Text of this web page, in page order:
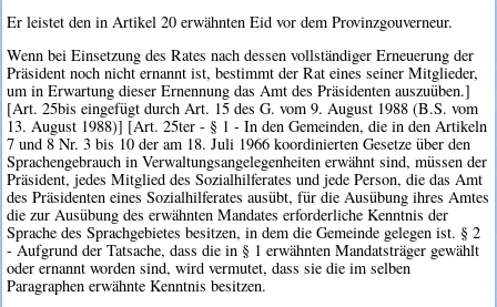
Er leistet den in Artikel 20 erwähnten Eid vor dem Provinzgouverneur.
Wenn bei Einsetzung des Rates nach dessen vollständiger Erneuerung der
Präsident noch nicht ernannt ist, bestimmt der Rat eines seiner Mitglieder,
um in Erwartung dieser Ernennung das Amt des Präsidenten auszuüben.]
[Art. 25bis eingefügt durch Art. 15 des G. vom 9. August 1988 (B.S. vom
13. August 1988)] [Art. 25ter - § 1 - In den Gemeinden, die in den Artikeln
7 und 8 Nr. 3 bis 10 der am 18. Juli 1966 koordinierten Gesetze über den
Sprachengebrauch in Verwaltungsangelegenheiten erwähnt sind, müssen der
Präsident, jedes Mitglied des Sozialhilferates und jede Person, die das Amt
des Präsidenten eines Sozialhilferates ausübt, für die Ausübung ihres Amtes
die zur Ausübung des erwähnten Mandates erforderliche Kenntnis der
Sprache des Sprachgebietes besitzen, in dem die Gemeinde gelegen ist. § 2
- Aufgrund der Tatsache, dass die in § 1 erwähnten Mandatsträger gewählt
oder ernannt worden sind, wird vermutet, dass sie die im selben
Paragraphen erwähnte Kenntnis besitzen.